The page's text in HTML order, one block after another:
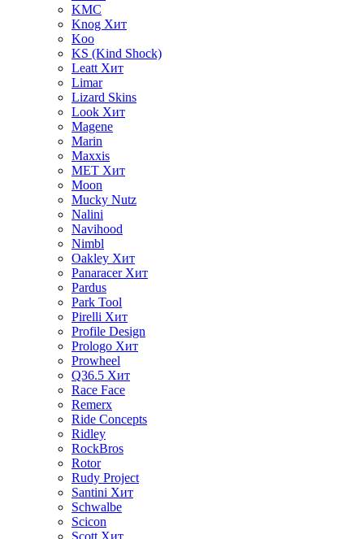
KMC
Knog Хит
Koo
KS (Kind Shock)
Leatt Хит
Limar
Lizard Skins
Look Хит
Magene
Marin
Maxxis
MET Хит
Moon
Mucky Nutz
Nalini
Navihood
Nimbl
Oakley Хит
Panaracer Хит
Pardus
Park Tool
Pirelli Хит
Profile Design
Prologo Хит
Prowheel
Q36.5 Хит
Race Face
Remerx
Ride Concepts
Ridley
RockBros
Rotor
Rudy Project
Santini Хит
Schwalbe
Scicon
Scott Хит